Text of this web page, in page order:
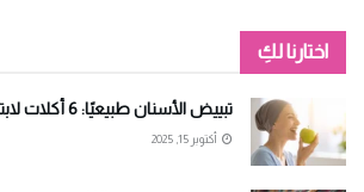
اختارنا لكِ
تبييض الأسنان طبيعيًا: 6 أكلات لابتسامة مشرقة
أكتوبر 15, 2025